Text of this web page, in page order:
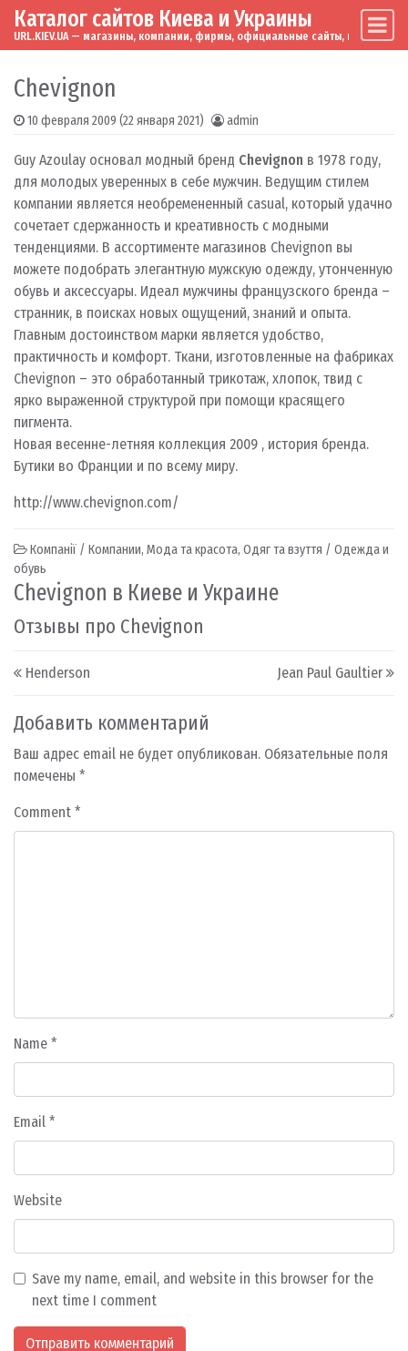
Skip to content
Main Navigation
Каталог сайтов Киева и Украины
URL.KIEV.UA — магазины, компании, фирмы, официальные сайты, мировые
Chevignon
10 февраля 2009 (22 января 2021) admin
Guy Azoulay основал модный бренд Chevignon в 1978 году,
для молодых уверенных в себе мужчин. Ведущим стилем
компании является необремененный casual, который удачно
сочетает сдержанность и креативность с модными
тенденциями. В ассортименте магазинов Chevignon вы
можете подобрать элегантную мужскую одежду, утонченную
обувь и аксессуары. Идеал мужчины французского бренда –
странник, в поисках новых ощущений, знаний и опыта.
Главным достоинством марки является удобство,
практичность и комфорт. Ткани, изготовленные на фабриках
Chevignon – это обработанный трикотаж, хлопок, твид с
ярко выраженной структурой при помощи красящего
пигмента.
Новая весенне-летняя коллекция 2009 , история бренда.
Бутики во Франции и по всему миру.
http://www.chevignon.com/
Компанії / Компании, Мода та красота, Одяг та взуття / Одежда и
обувь
Chevignon в Киеве и Украине
Отзывы про Chevignon
Post navigation
Henderson Jean Paul Gaultier
Добавить комментарий
Ваш адрес email не будет опубликован. Обязательные поля
помечены *
Comment *
Name *
Email *
Website
Save my name, email, and website in this browser for the
next time I comment